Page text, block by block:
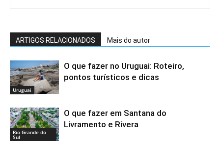
ARTIGOS RELACIONADOS Mais do autor
Uruguai
O que fazer no Uruguai: Roteiro,
pontos turísticos e dicas
Rio Grande do
Sul
O que fazer em Santana do
Livramento e Rivera